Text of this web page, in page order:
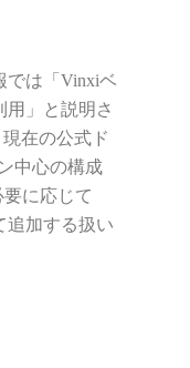
では「Vinxiベ
用」と説明さ
在の公式ド
中心の構成
に応じて
追加する扱い